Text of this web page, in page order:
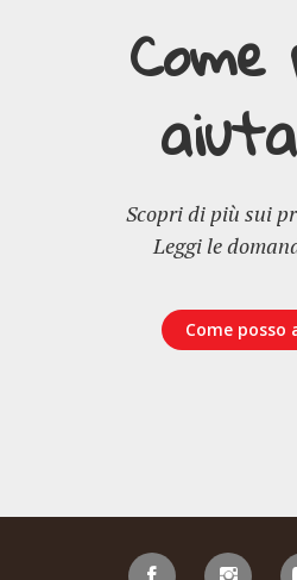
Come
Scopri di più sui
Leggi le
Come